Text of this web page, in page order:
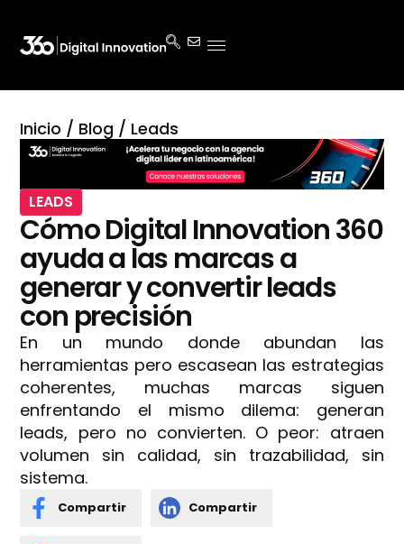
Inicio / Blog / Leads
LEADS
Cómo Digital Innovation 360
ayuda a las marcas a
generar y convertir leads
con precisión
En un mundo donde abundan las
herramientas pero escasean las estrategias
coherentes, muchas marcas siguen
enfrentando el mismo dilema: generan
leads, pero no convierten. O peor: atraen
volumen sin calidad, sin trazabilidad, sin
sistema.
Compartir Compartir